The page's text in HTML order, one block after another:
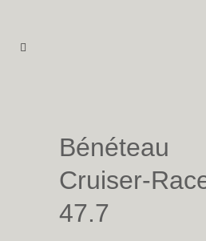
Bénéteau
Cruiser-
47.7